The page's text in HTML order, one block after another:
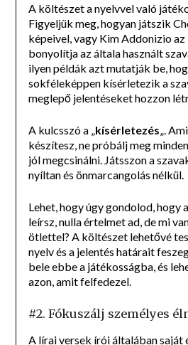
A költészet a nyelvvel való
Figyeljük meg, hogyan játszik
képeivel, vagy Kim Addonizio
bonyolítja az általa használt
ilyen példák azt mutatják be,
sokféleképpen kísérletezik a
meglepő jelentéseket hozzon
A kulcsszó a „ kísérletezés „.
készítesz, ne próbálj meg
jól megcsinálni. Játsszon a
nyíltan és önmarcangolás nélkül.
Lehet, hogy úgy gondolod, hogy
leírsz, nulla értelmet ad, de mi
ötlettel? A költészet lehetővé
nyelv és a jelentés határait
bele ebbe a játékosságba, és
azon, amit felfedezel.
#2. Fókuszálj személyes
A lírai versek írói általában saját